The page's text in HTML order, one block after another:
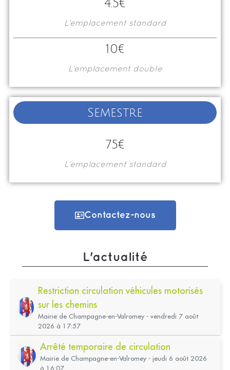
4.5€
L’emplacement standard
10€
L’emplacement double
Semestre
75€
L’emplacement standard
Contactez-nous
L'actualité